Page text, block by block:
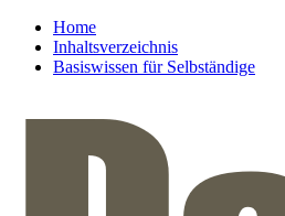
Home
Inhaltsverzeichnis
Basiswissen für Selbständige